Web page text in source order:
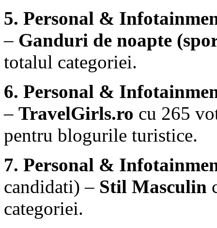
5. Personal &
– Ganduri de noapte
totalul categoriei.
6. Personal &
– TravelGirls.ro cu 265
pentru blogurile turistice.
7. Personal &
candidati) – Stil Masculin
categoriei.